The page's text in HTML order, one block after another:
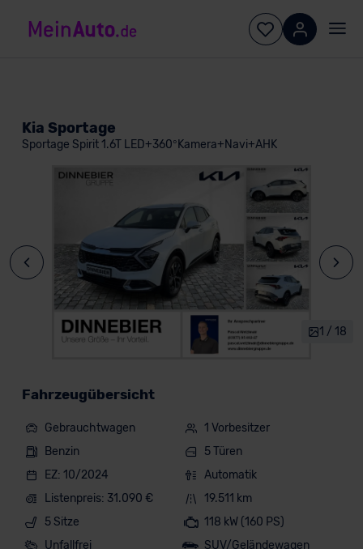
Kia Sportage
Sportage Spirit 1.6T LED+360°Kamera+Navi+AHK
1 / 18
Fahrzeugübersicht
Gebrauchtwagen
1 Vorbesitzer
Benzin
5 Türen
EZ: 10/2024
Automatik
Listenpreis: 31.090 €
19.511 km
5 Sitze
118 kW (160 PS)
Unfallfrei
SUV/Geländewagen